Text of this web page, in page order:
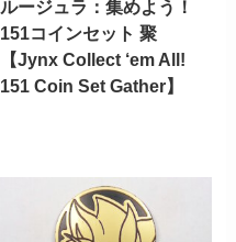
ルージュラ：集めよう！
151コインセット 聚
【Jynx Collect ‘em All!
151 Coin Set Gather】